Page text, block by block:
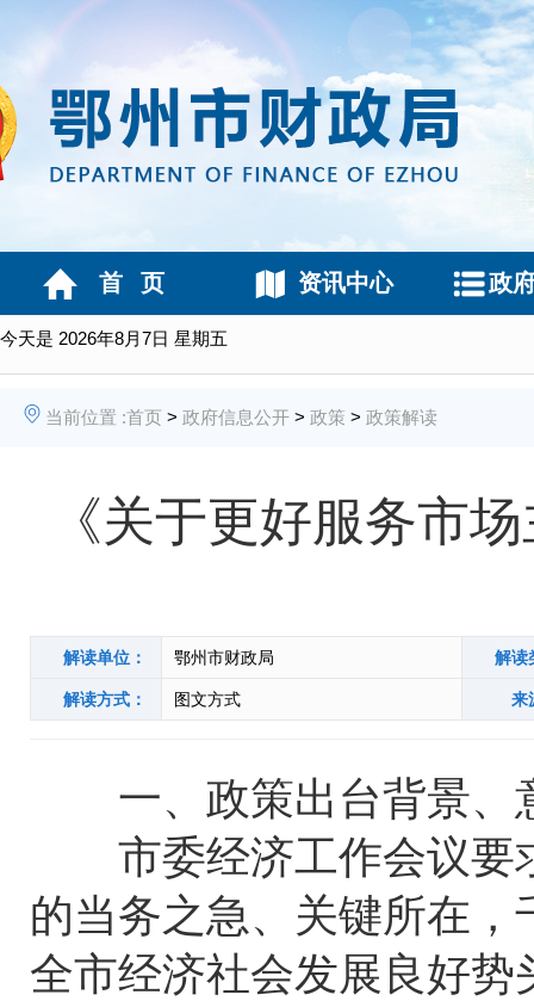
今天是 2026年8月7日 星期五
首 页 资讯中心 政
当前位置 :首页 > 政府信息公开 > 政策 > 政策解读
《关于更好服务市
解读单位： 鄂州市财政局 解读
解读方式： 图文方式 来
一、政策出台背景、
市委经济工作会议要
的当务之急、关键所在
全市经济社会发展良好